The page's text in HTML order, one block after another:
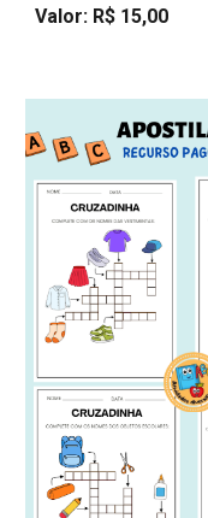
Valor: R$ 15,00